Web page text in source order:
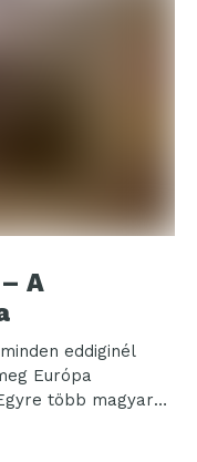
A
eddiginél
Európa
több magyar